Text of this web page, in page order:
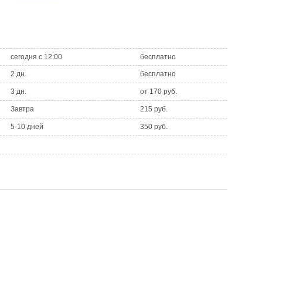
сегодня с 12:00 бесплатно
2 дн. бесплатно
3 дн. от 170 руб.
Завтра 215 руб.
5-10 дней 350 руб.